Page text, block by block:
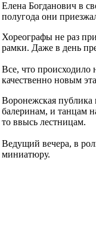
Елена Богданович в
полугода они
Хореографы не раз
рамки. Даже в день
Все, что происходило
качественно новым
Воронежская
балеринам, и танцам
то ввысь лестницам.
Ведущий вечера, в
миниатюру.